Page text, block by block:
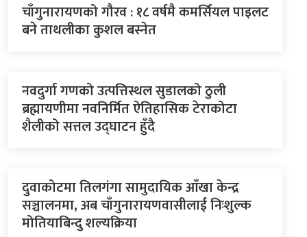
चाँगुनारायणको गौरव : १८ वर्षमै कमर्सियल पाइलट
बने ताथलीका कुशल बस्नेत
नवदुर्गा गणको उत्पत्तिस्थल सुडालको ठुली
ब्रह्मायणीमा नवनिर्मित ऐतिहासिक टेराकोटा
शैलीको सत्तल उद्घाटन हुँदै
दुवाकोटमा तिलगंगा सामुदायिक आँखा केन्द्र
सञ्चालनमा, अब चाँगुनारायणवासीलाई निःशुल्क
मोतियाबिन्दु शल्यक्रिया